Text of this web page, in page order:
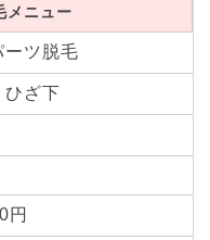
メニュー
ーツ脱毛
ひざ下
円